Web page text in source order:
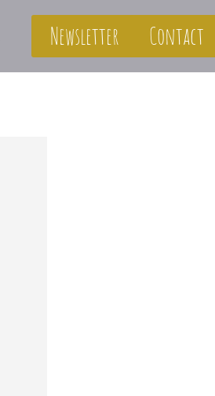
Newsletter Contact